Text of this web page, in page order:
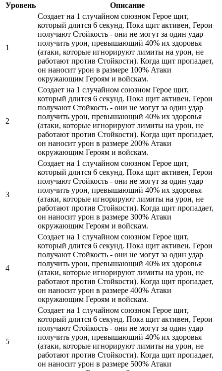
Уровень
Описание
1
Создает на 1 случайном союзном Герое щит,
который длится 6 секунд. Пока щит активен, Герои
получают Стойкость - они не могут за один удар
получить урон, превышающий 40% их здоровья
(атаки, которые игнорируют лимиты на урон, не
работают против Стойкости). Когда щит пропадает,
он наносит урон в размере 100% Атаки
окружающим Героям и войскам.
2
Создает на 1 случайном союзном Герое щит,
который длится 6 секунд. Пока щит активен, Герои
получают Стойкость - они не могут за один удар
получить урон, превышающий 40% их здоровья
(атаки, которые игнорируют лимиты на урон, не
работают против Стойкости). Когда щит пропадает,
он наносит урон в размере 200% Атаки
окружающим Героям и войскам.
3
Создает на 1 случайном союзном Герое щит,
который длится 6 секунд. Пока щит активен, Герои
получают Стойкость - они не могут за один удар
получить урон, превышающий 40% их здоровья
(атаки, которые игнорируют лимиты на урон, не
работают против Стойкости). Когда щит пропадает,
он наносит урон в размере 300% Атаки
окружающим Героям и войскам.
4
Создает на 1 случайном союзном Герое щит,
который длится 6 секунд. Пока щит активен, Герои
получают Стойкость - они не могут за один удар
получить урон, превышающий 40% их здоровья
(атаки, которые игнорируют лимиты на урон, не
работают против Стойкости). Когда щит пропадает,
он наносит урон в размере 400% Атаки
окружающим Героям и войскам.
5
Создает на 1 случайном союзном Герое щит,
который длится 6 секунд. Пока щит активен, Герои
получают Стойкость - они не могут за один удар
получить урон, превышающий 40% их здоровья
(атаки, которые игнорируют лимиты на урон, не
работают против Стойкости). Когда щит пропадает,
он наносит урон в размере 500% Атаки